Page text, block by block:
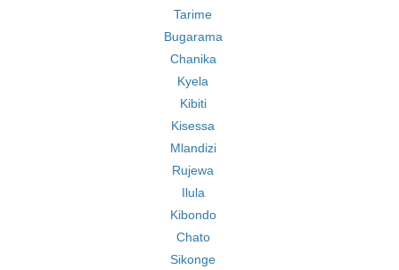
Tarime
Bugarama
Chanika
Kyela
Kibiti
Kisessa
Mlandizi
Rujewa
Ilula
Kibondo
Chato
Sikonge